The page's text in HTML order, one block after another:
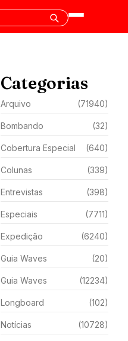
Categorias
Arquivo (71940)
Bombando (32)
Cobertura Especial (640)
Colunas (339)
Entrevistas (398)
Especiais (7711)
Expedição (6240)
Guia Waves (20)
Guia Waves (12234)
Longboard (102)
Notícias (10728)